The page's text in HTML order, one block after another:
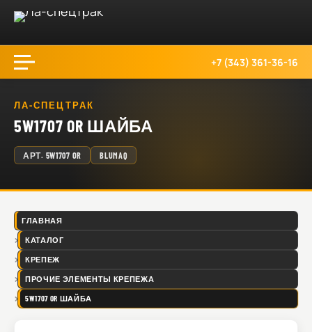
+7 (343) 361-36-16
ЛА-СПЕЦТРАК
5W1707 OR ШАЙБА
АРТ. 5W1707 OR BLUMAQ
ГЛАВНАЯ
КАТАЛОГ
КРЕПЕЖ
ПРОЧИЕ ЭЛЕМЕНТЫ КРЕПЕЖА
5W1707 OR ШАЙБА